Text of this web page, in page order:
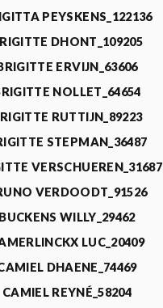
PEYSKENS_122136
DHONT_109205
ERVIJN_63606
NOLLET_64654
RUTTIJN_89223
STEPMAN_36487
VERSCHUEREN_31687
VERDOODT_91526
BUCKENS WILLY_29462
LUC_20409
DHAENE_74469
CAMIEL REYNÉ_58204